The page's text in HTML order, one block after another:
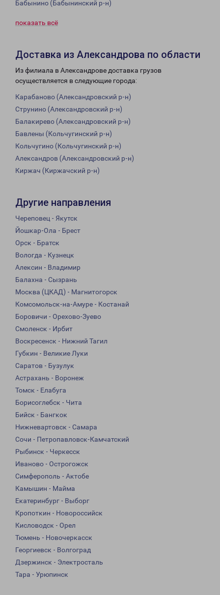
Бабынино (Бабынинский р-н)
показать всё
Доставка из Александрова по области
Из филиала в Александрове доставка грузов
осуществляется в следующие города:
Карабаново (Александровский р-н)
Струнино (Александровский р-н)
Балакирево (Александровский р-н)
Бавлены (Кольчугинский р-н)
Кольчугино (Кольчугинский р-н)
Александров (Александровский р-н)
Киржач (Киржачский р-н)
Другие направления
Череповец - Якутск
Йошкар-Ола - Брест
Орск - Братск
Вологда - Кузнецк
Алексин - Владимир
Балахна - Сызрань
Москва (ЦКАД) - Магнитогорск
Комсомольск-на-Амуре - Костанай
Боровичи - Орехово-Зуево
Смоленск - Ирбит
Воскресенск - Нижний Тагил
Губкин - Великие Луки
Саратов - Бузулук
Астрахань - Воронеж
Томск - Елабуга
Борисоглебск - Чита
Бийск - Бангкок
Нижневартовск - Самара
Сочи - Петропавловск-Камчатский
Рыбинск - Черкесск
Иваново - Острогожск
Симферополь - Актобе
Камышин - Майма
Екатеринбург - Выборг
Кропоткин - Новороссийск
Кисловодск - Орел
Тюмень - Новочеркасск
Георгиевск - Волгоград
Дзержинск - Электросталь
Тара - Урюпинск